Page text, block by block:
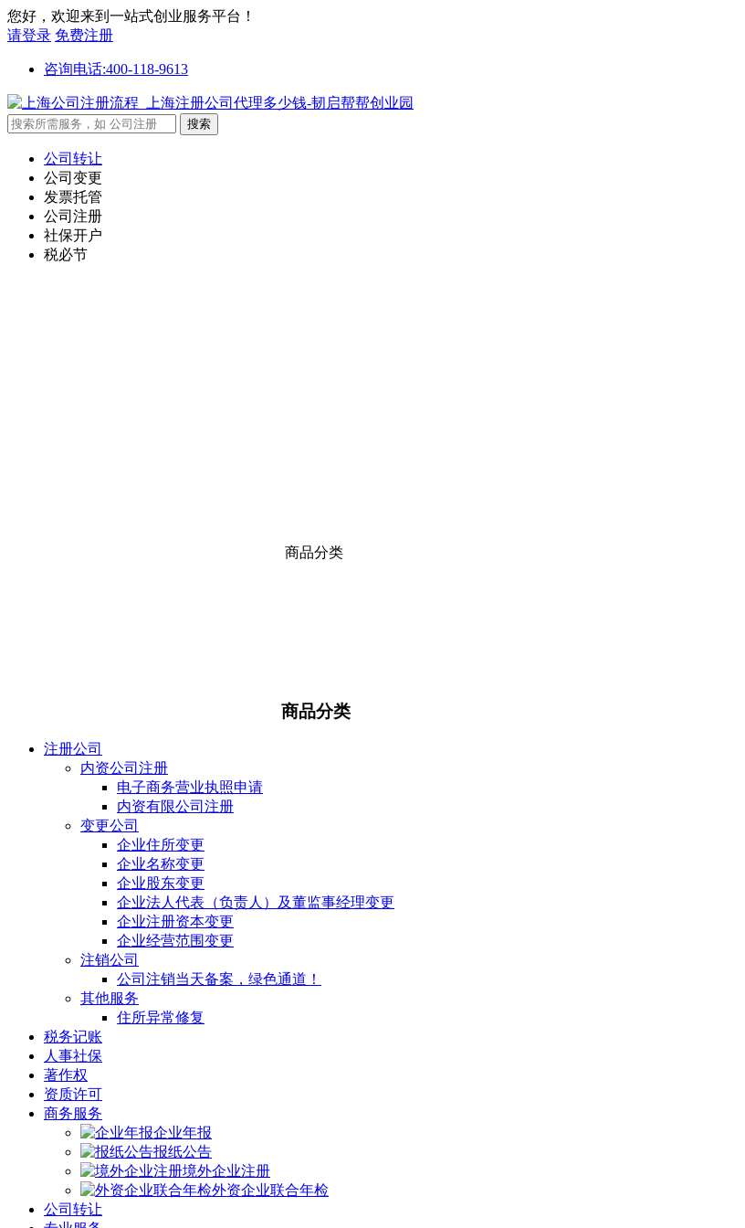
您好，欢迎来到一站式创业服务平台！
请登录 免费注册
咨询电话:400-118-9613
公司转让
公司变更
发票托管
公司注册
社保开户
税必节
商品分类
商品分类
注册公司
内资公司注册
电子商务营业执照申请
内资有限公司注册
变更公司
企业住所变更
企业名称变更
企业股东变更
企业法人代表（负责人）及董监事经理变更
企业注册资本变更
企业经营范围变更
注销公司
公司注销当天备案，绿色通道！
其他服务
住所异常修复
税务记账
人事社保
著作权
资质许可
商务服务
企业年报
报纸公告
境外企业注册
外资企业联合年检
公司转让